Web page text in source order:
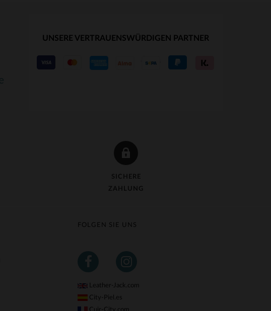
SICHERE
ZAHLUNG
UNSERE VERTRAUENSWÜRDIGEN PARTNER
FOLGEN SIE UNS
Leather-Jack.com
City-Piel.es